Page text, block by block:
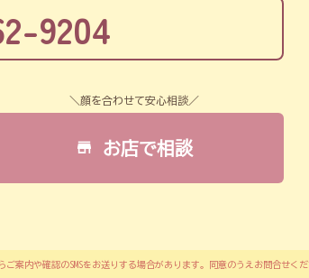
9204
＼顔を合わせて安心相談／
お店で相談
案内や確認のSMSをお送りする場合があります。同意のうえお問合せくだ